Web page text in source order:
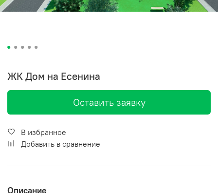
ЖК Дом на Есенина
Оставить заявку
В избранное
Добавить в сравнение
Описание